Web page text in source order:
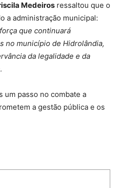
Medeiros ressaltou que o
a administração municipal:
que continuará
no município de Hidrolândia,
da legalidade e da
.
um passo no combate a
a gestão pública e os